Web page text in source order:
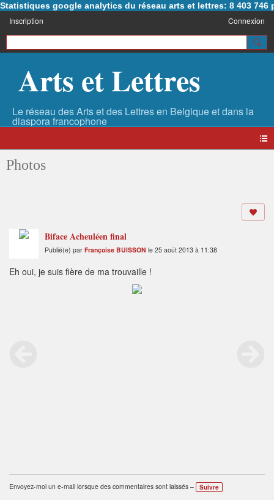
Statistiques google analytics du réseau arts et lettres: 8 403 746
Inscription Connexion
Arts et Lettres
Photos
Biface Acheuléen final
Publié(e) par Françoise BUISSON le 25 août 2013 à 11:38
Eh oui, je suis fière de ma trouvaille !
Envoyez-moi un e-mail lorsque des commentaires sont laissés – Suivre